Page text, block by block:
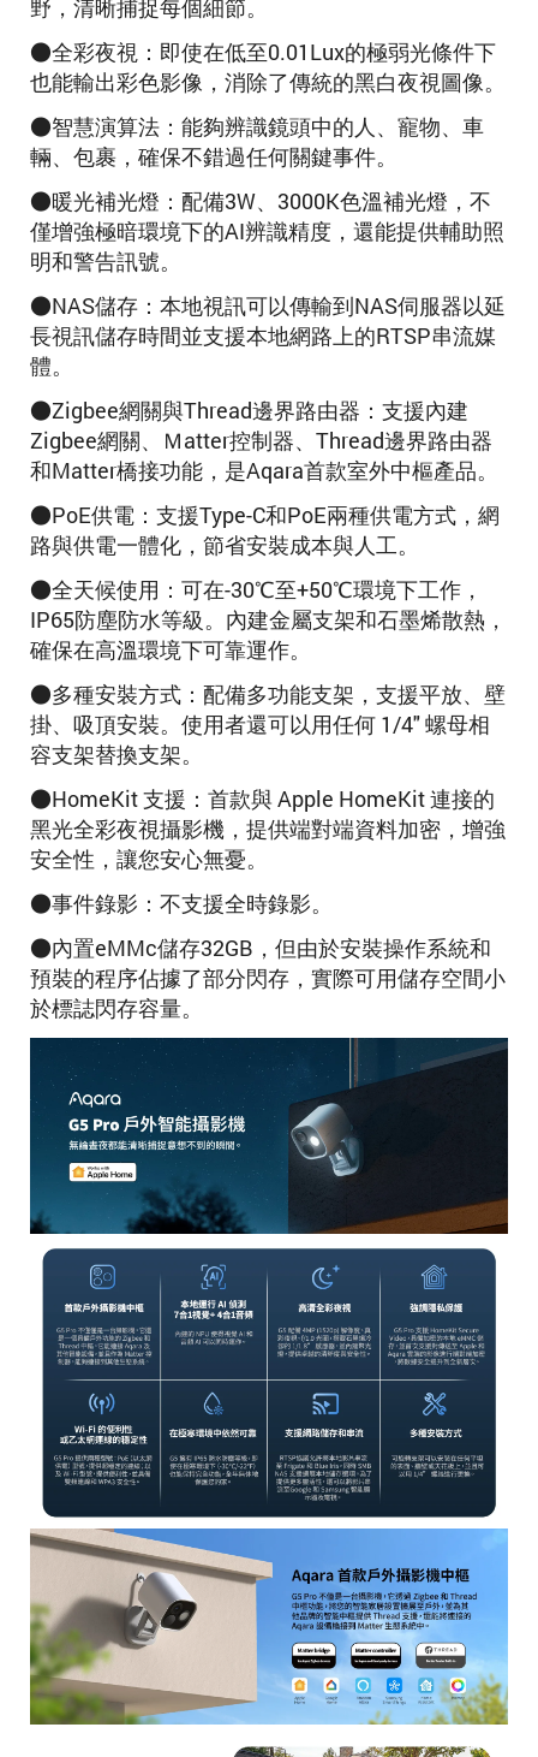
野，清晰捕捉每個細節。
●全彩夜視：即使在低至0.01Lux的極弱光條件下
也能輸出彩色影像，消除了傳統的黑白夜視圖像。
●智慧演算法：能夠辨識鏡頭中的人、寵物、車
輛、包裹，確保不錯過任何關鍵事件。
●暖光補光燈：配備3W、3000K色溫補光燈，不
僅增強極暗環境下的AI辨識精度，還能提供輔助照
明和警告訊號。
●NAS儲存：本地視訊可以傳輸到NAS伺服器以延
長視訊儲存時間並支援本地網路上的RTSP串流媒
體。
●Zigbee網關與Thread邊界路由器：支援內建
Zigbee網關、Ｍatter控制器、Thread邊界路由器
和Matter橋接功能，是Aqara首款室外中樞產品。
●PoE供電：支援Type-C和PoE兩種供電方式，網
路與供電一體化，節省安裝成本與人工。
●全天候使用：可在-30℃至+50℃環境下工作，
IP65防塵防水等級。內建金屬支架和石墨烯散熱，
確保在高溫環境下可靠運作。
●多種安裝方式：配備多功能支架，支援平放、壁
掛、吸頂安裝。使用者還可以用任何 1/4" 螺母相
容支架替換支架。
●HomeKit 支援：首款與 Apple HomeKit 連接的
黑光全彩夜視攝影機，提供端對端資料加密，增強
安全性，讓您安心無憂。
●事件錄影：不支援全時錄影。
●內置eMMc儲存32GB，但由於安裝操作系統和
預裝的程序佔據了部分閃存，實際可用儲存空間小
於標誌閃存容量。